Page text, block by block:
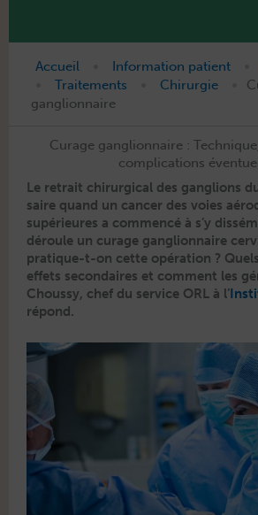
Accueil Information patient
Traitements Chirurgie
ganglionnaire
Curage ganglionnaire :
complications
Le retrait chirur­gi­cal des gan­glions
saire quand un can­cer des voies
supérieures a com­mencé à s’y
déroule un curage gan­glion­naire
pra­tique-t-on cette opéra­tion ?
effets sec­ondaires et com­ment les
Choussy, chef du ser­vice ORL à l’
répond.